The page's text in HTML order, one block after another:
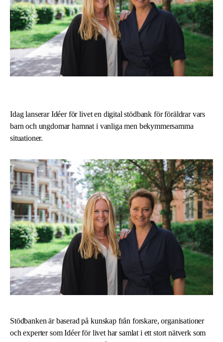
Idag lanserar Idéer för livet en digital stödbank för föräldrar vars
barn och ungdomar hamnat i vanliga men bekymmersamma
situationer.
Stödbanken är baserad på kunskap från forskare, organisationer
och experter som Idéer för livet har samlat i ett stort nätverk som